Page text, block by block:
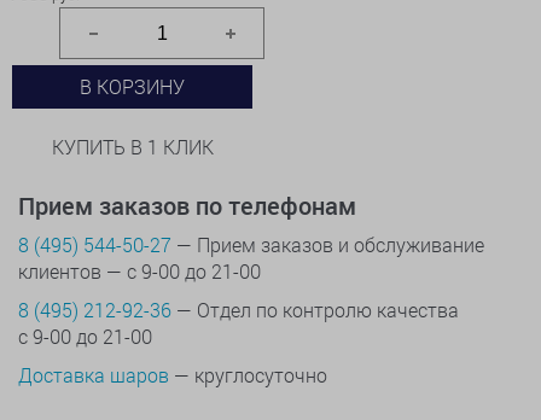
В КОРЗИНУ
КУПИТЬ В 1 КЛИК
Прием заказов по телефонам
8 (495) 544-50-27 — Прием заказов и обслуживание
клиентов — с 9-00 до 21-00
8 (495) 212-92-36 — Отдел по контролю качества
с 9-00 до 21-00
Доставка шаров — круглосуточно